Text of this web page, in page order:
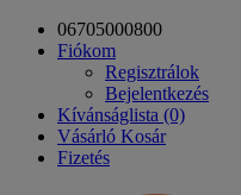
06705000800
Fiókom
Regisztrálok
Bejelentkezés
Kívánságlista (0)
Vásárló Kosár
Fizetés